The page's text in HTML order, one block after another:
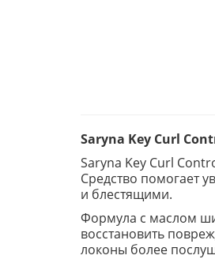
Saryna Key Curl
Saryna Key Curl
Средство помогает
и блестящими.
Формула с маслом
восстановить
локоны более